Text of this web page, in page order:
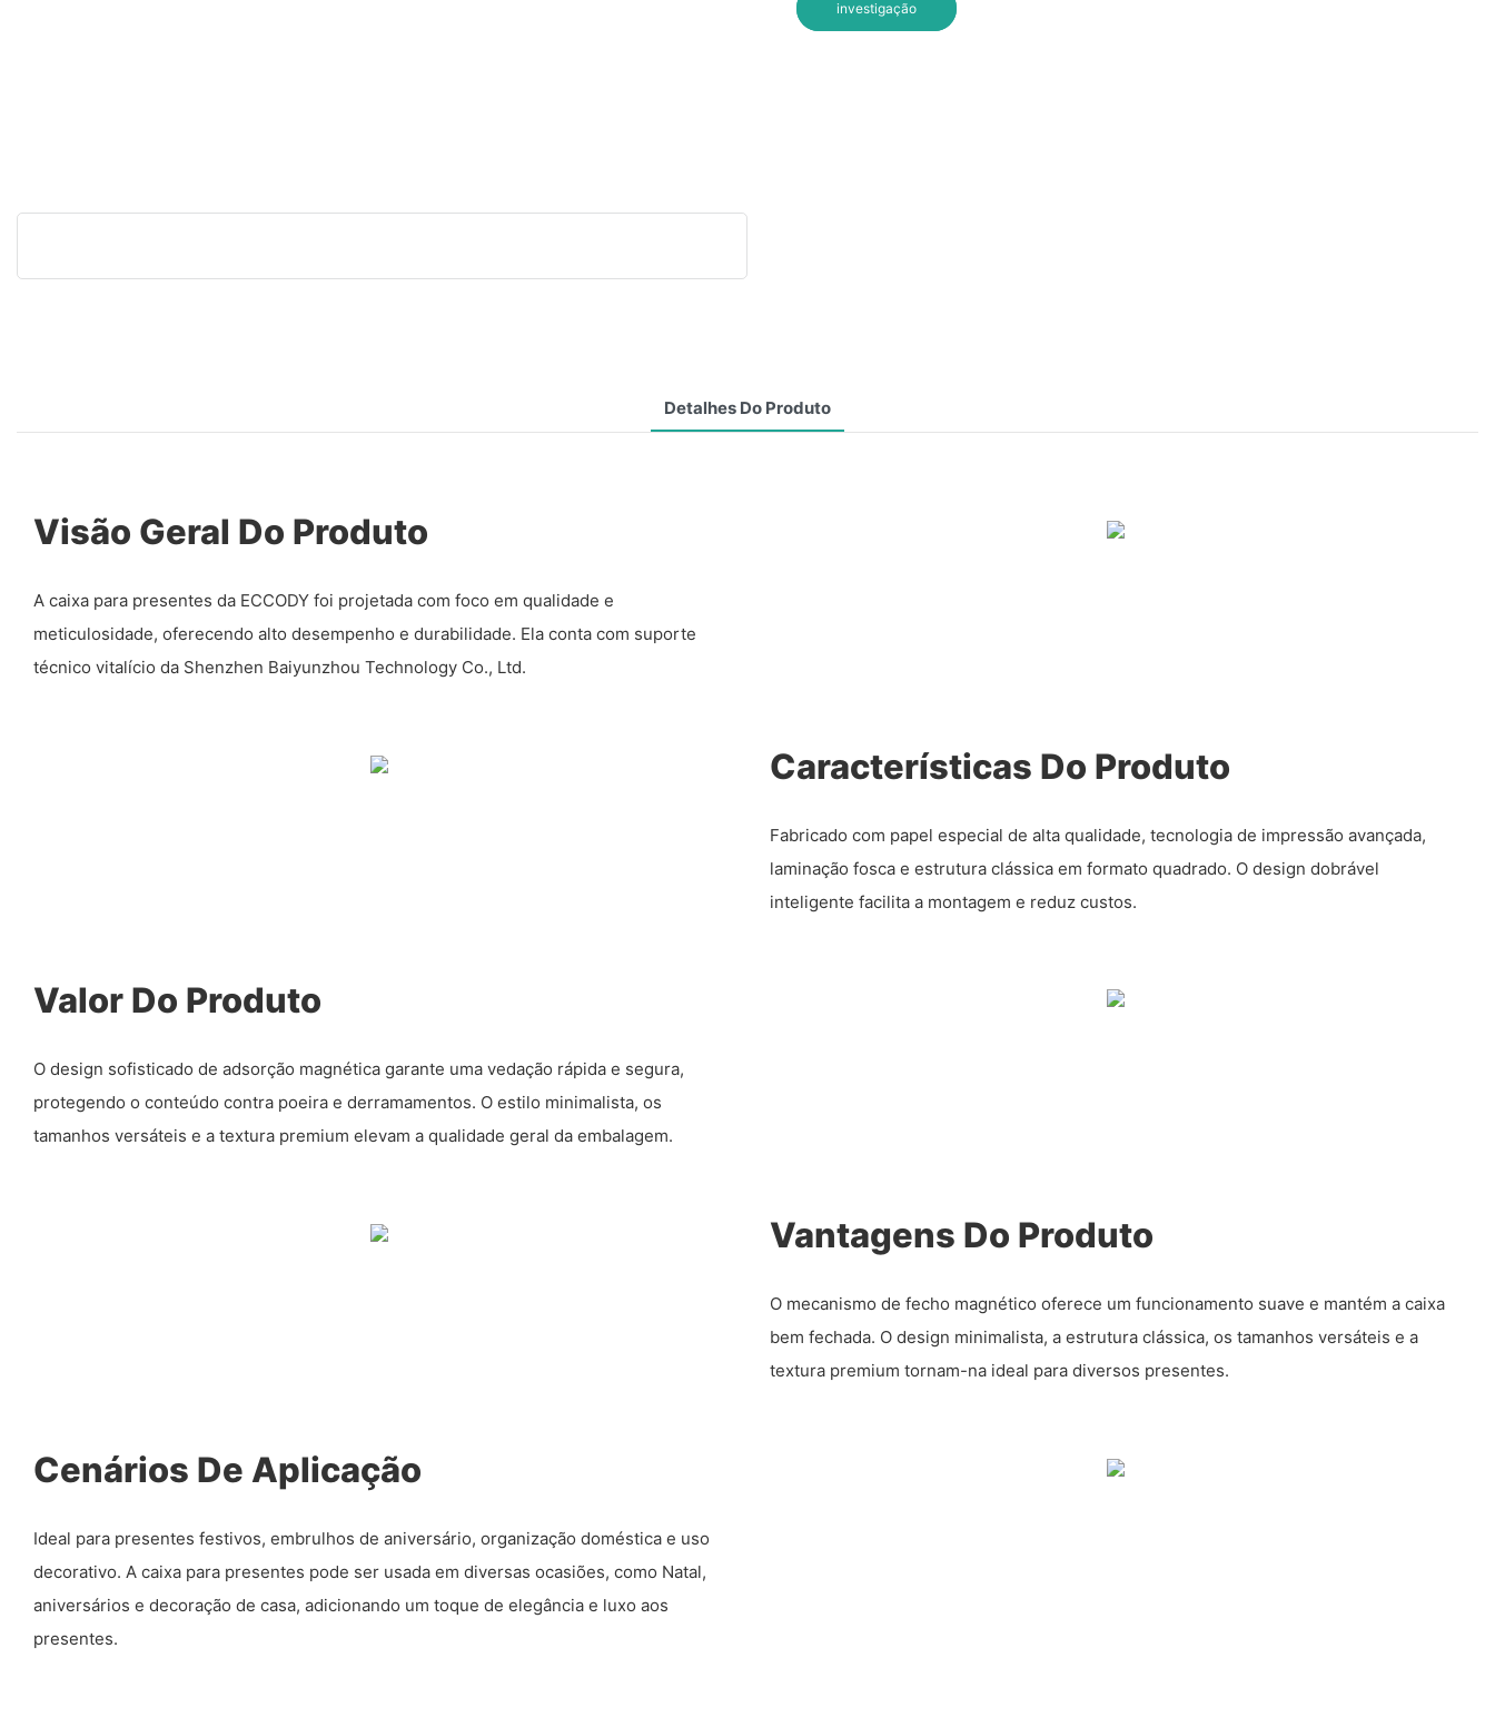
investigação
Detalhes Do Produto
Visão Geral Do Produto
A caixa para presentes da ECCODY foi projetada com foco em qualidade e
meticulosidade, oferecendo alto desempenho e durabilidade. Ela conta com suporte
técnico vitalício da Shenzhen Baiyunzhou Technology Co., Ltd.
Características Do Produto
Fabricado com papel especial de alta qualidade, tecnologia de impressão avançada,
laminação fosca e estrutura clássica em formato quadrado. O design dobrável
inteligente facilita a montagem e reduz custos.
Valor Do Produto
O design sofisticado de adsorção magnética garante uma vedação rápida e segura,
protegendo o conteúdo contra poeira e derramamentos. O estilo minimalista, os
tamanhos versáteis e a textura premium elevam a qualidade geral da embalagem.
Vantagens Do Produto
O mecanismo de fecho magnético oferece um funcionamento suave e mantém a caixa
bem fechada. O design minimalista, a estrutura clássica, os tamanhos versáteis e a
textura premium tornam-na ideal para diversos presentes.
Cenários De Aplicação
Ideal para presentes festivos, embrulhos de aniversário, organização doméstica e uso
decorativo. A caixa para presentes pode ser usada em diversas ocasiões, como Natal,
aniversários e decoração de casa, adicionando um toque de elegância e luxo aos
presentes.